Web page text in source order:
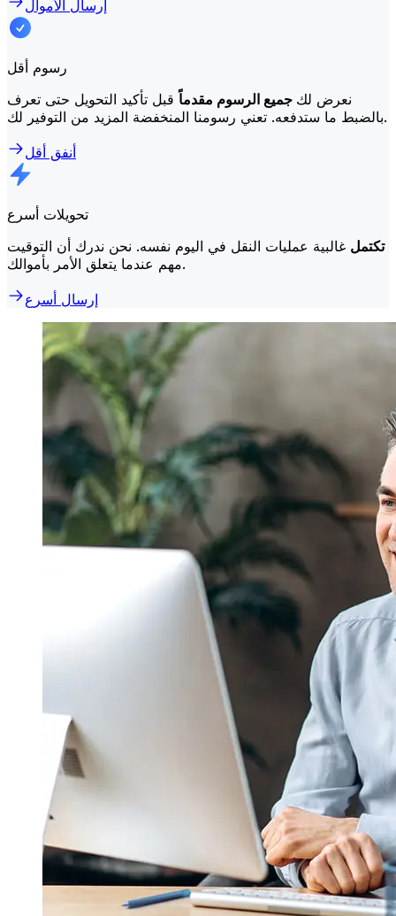
إرسال الأموال
رسوم أقل
نعرض لك جميع الرسوم مقدماًقبل تأكيد التحويل حتى تعرف
بالضبط ما ستدفعه. تعني رسومنا المنخفضة المزيد من التوفير لك.
أنفق أقل
تحويلات أسرع
تكتمل غالبية عمليات النقل في اليوم نفسه. نحن ندرك أن التوقيت
مهم عندما يتعلق الأمر بأموالك.
إرسال أسرع